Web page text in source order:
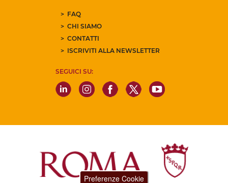
FAQ
CHI SIAMO
CONTATTI
ISCRIVITI ALLA NEWSLETTER
SEGUICI SU:
Preferenze Cookie